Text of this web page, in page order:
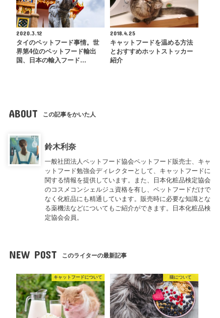
2020.3.12
タイのペットフード事情。世
界第4位のペットフード輸出
国、日本の輸入フード…
2018.4.25
キャットフードを温める方法
とおすすめホットストッカー
紹介
ABOUT この記事をかいた人
鈴木利奈
一般社団法人ペットフード協会ペットフード販売士、キャ
ットフード勉強会ディレクターとして、キャットフードに
関する情報を提供しています。また、日本化粧品検定協会
のコスメコンシェルジュ資格を有し、ペットフードだけで
なく化粧品にも精通しています。販売時に必要な知識とな
る薬機法などについてもご紹介ができます。日本化粧品検
定協会会員。
NEW POST このライターの最新記事
キャットフードについて 猫について